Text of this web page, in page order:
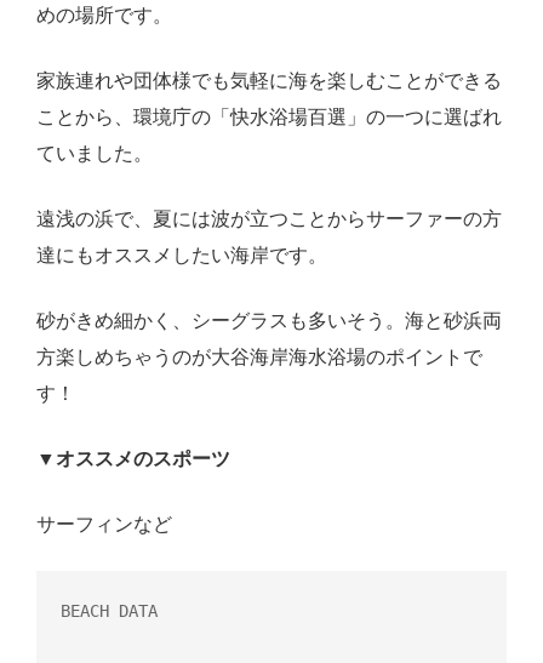
めの場所です。
家族連れや団体様でも気軽に海を楽しむことができる
ことから、環境庁の「快水浴場百選」の一つに選ばれ
ていました。
遠浅の浜で、夏には波が立つことからサーファーの方
達にもオススメしたい海岸です。
砂がきめ細かく、シーグラスも多いそう。海と砂浜両
方楽しめちゃうのが大谷海岸海水浴場のポイントで
す！
▼オススメのスポーツ
サーフィンなど
BEACH DATA